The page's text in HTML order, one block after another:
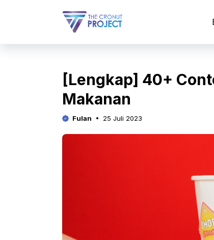
[Lengkap] 40+
Makanan
Fulan 25 Juli 2023